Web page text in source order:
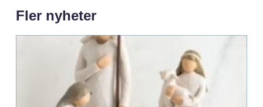
Fler nyheter